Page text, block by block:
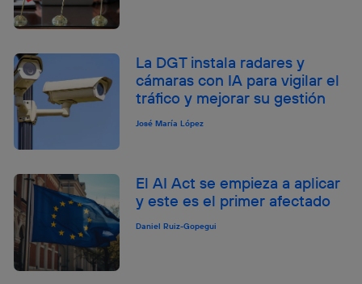
La DGT instala radares y
cámaras con IA para vigilar el
tráfico y mejorar su gestión
José María López
El AI Act se empieza a aplicar
y este es el primer afectado
Daniel Ruiz-Gopegui